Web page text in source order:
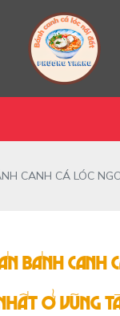
CANH CÁ LÓC
BÁNH CANH
Ở VŨNG